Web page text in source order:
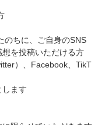
ちに、ご自身のSNS
を投稿いただける方
）、Facebook、TikT
ます
ドする